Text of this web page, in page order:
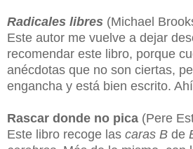
Radicales libres (Michael
Este autor me vuelve a dejar
recomendar este libro, porque
anécdotas que no son ciertas,
engancha y está bien escrito.
Rascar donde no pica (Pere
Este libro recoge las caras B de